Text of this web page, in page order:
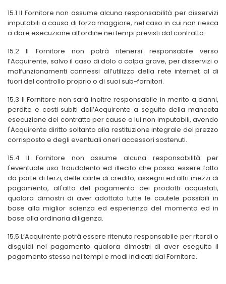
15.1 Il Fornitore non assume alcuna responsabilità per disservizi
imputabili a causa di forza maggiore, nel caso in cui non riesca
a dare esecuzione all’ordine nei tempi previsti dal contratto.
15.2 Il Fornitore non potrà ritenersi responsabile verso
l’Acquirente, salvo il caso di dolo o colpa grave, per disservizi o
malfunzionamenti connessi all’utilizzo della rete internet al di
fuori del controllo proprio o di suoi sub-fornitori.
15.3 Il Fornitore non sarà inoltre responsabile in merito a danni,
perdite e costi subiti dall’Acquirente a seguito della mancata
esecuzione del contratto per cause a lui non imputabili, avendo
l'Acquirente diritto soltanto alla restituzione integrale del prezzo
corrisposto e degli eventuali oneri accessori sostenuti.
15.4 Il Fornitore non assume alcuna responsabilità per
l'eventuale uso fraudolento ed illecito che possa essere fatto
da parte di terzi, delle carte di credito, assegni ed altri mezzi di
pagamento, all'atto del pagamento dei prodotti acquistati,
qualora dimostri di aver adottato tutte le cautele possibili in
base alla miglior scienza ed esperienza del momento ed in
base alla ordinaria diligenza.
15.5 L’Acquirente potrà essere ritenuto responsabile per ritardi o
disguidi nel pagamento qualora dimostri di aver eseguito il
pagamento stesso nei tempi e modi indicati dal Fornitore.